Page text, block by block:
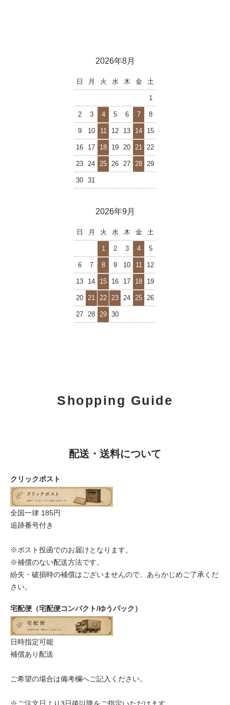
2026年8月
日 月 火 水 木 金 土
1
2 3 4 5 6 7 8
9 10 11 12 13 14 15
16 17 18 19 20 21 22
23 24 25 26 27 28 29
30 31
2026年9月
日 月 火 水 木 金 土
1 2 3 4 5
6 7 8 9 10 11 12
13 14 15 16 17 18 19
20 21 22 23 24 25 26
27 28 29 30
Shopping Guide
配送・送料について
クリックポスト
全国一律 185円
追跡番号付き
※ポスト投函でのお届けとなります。
※補償のない配送方法です。
紛失・破損時の補償はございませんので、あらかじめご了承くだ
さい。
宅配便（宅配便コンパクト/ゆうパック）
日時指定可能
補償あり配送
ご希望の場合は備考欄へご記入ください。